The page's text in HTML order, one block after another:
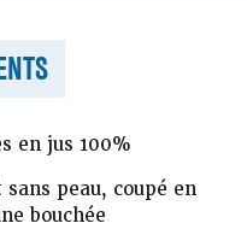
en jus 100%
peau, coupé en
bouchée